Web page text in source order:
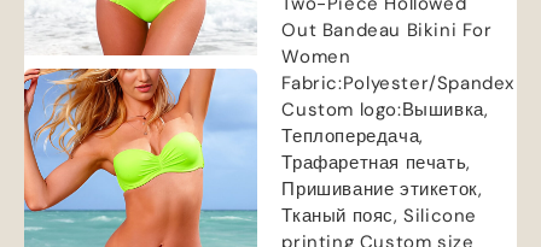
Out Bandeau Bikini For
Women
Fabric:Polyester/Spandex
Custom logo:Вышивка,
Теплопередача,
Трафаретная печать,
Пришивание этикеток,
Тканый пояс,Silicone